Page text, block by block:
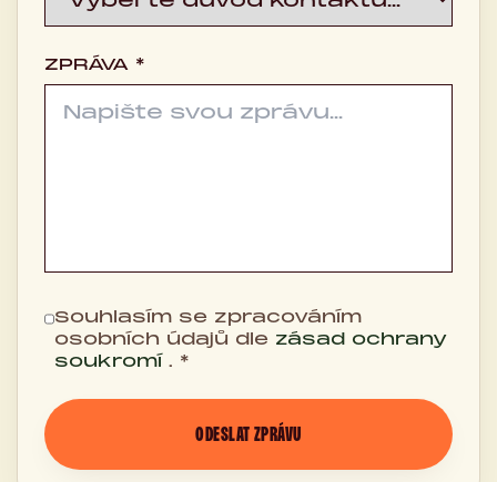
ZPRÁVA *
Souhlasím se zpracováním
osobních údajů dle zásad ochrany
soukromí. *
ODESLAT ZPRÁVU